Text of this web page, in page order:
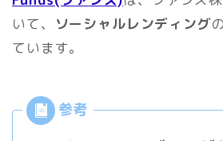
いて、
ソーシャルレンディング
ています。